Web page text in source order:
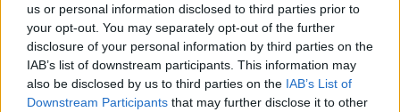
us or personal information disclosed to third parties prior to
your opt-out. You may separately opt-out of the further
disclosure of your personal information by third parties on the
IAB’s list of downstream participants. This information may
also be disclosed by us to third parties on the IAB’s List of
Downstream Participants that may further disclose it to other
EZEKET IS AJÁNLJUK
FORMA-1
A Hondánál hisznek az áttörésben,